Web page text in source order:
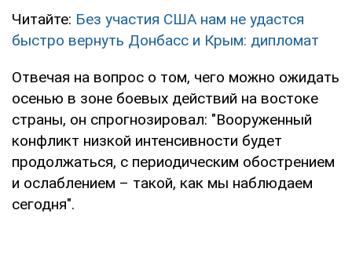
Читайте: Без участия США нам не удастся
быстро вернуть Донбасс и Крым: дипломат
Отвечая на вопрос о том, чего можно ожидать
осенью в зоне боевых действий на востоке
страны, он спрогнозировал: "Вооруженный
конфликт низкой интенсивности будет
продолжаться, с периодическим обострением
и ослаблением – такой, как мы наблюдаем
сегодня".